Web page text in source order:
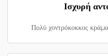
Ισχυρή
Πολύ χοντρόκοκκος